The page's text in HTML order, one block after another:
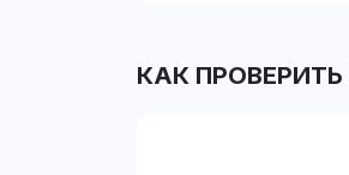
КАК